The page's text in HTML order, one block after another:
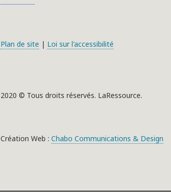
Plan de site | Loi sur l'accessibilité
2020 © Tous droits réservés. LaRessource.
Création Web : Chabo Communications & Design